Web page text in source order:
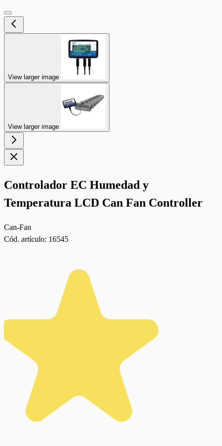
View larger image
View larger image
Controlador EC Humedad y
Temperatura LCD Can Fan Controller
Can-Fan
Cód. artículo: 16545